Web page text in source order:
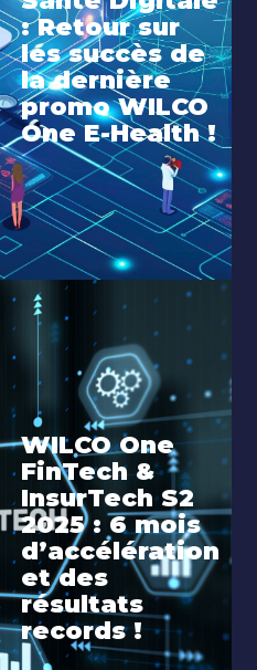
: Retour sur
les succès de
la dernière
promo WILCO
One E-Health !
WILCO One
FinTech &
InsurTech S2
2025 : 6 mois
d’accélération
et des
résultats
records !